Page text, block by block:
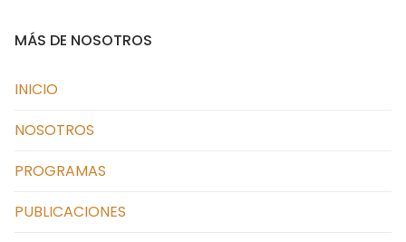
MÁS DE NOSOTROS
INICIO
NOSOTROS
PROGRAMAS
PUBLICACIONES